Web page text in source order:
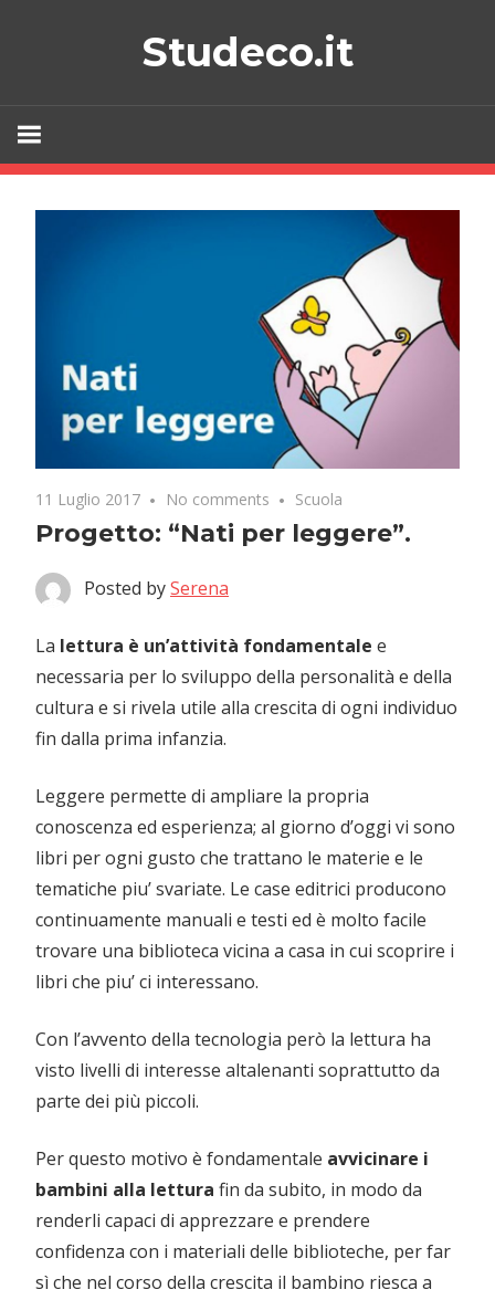
Studeco.it
11 Luglio 2017 No comments Scuola
Progetto: “Nati per leggere”.
Posted bySerena
La lettura è un’attività fondamentale e
necessaria per lo sviluppo della personalità e della
cultura e si rivela utile alla crescita di ogni individuo
fin dalla prima infanzia.
Leggere permette di ampliare la propria
conoscenza ed esperienza; al giorno d’oggi vi sono
libri per ogni gusto che trattano le materie e le
tematiche piu’ svariate. Le case editrici producono
continuamente manuali e testi ed è molto facile
trovare una biblioteca vicina a casa in cui scoprire i
libri che piu’ ci interessano.
Con l’avvento della tecnologia però la lettura ha
visto livelli di interesse altalenanti soprattutto da
parte dei più piccoli.
Per questo motivo è fondamentale avvicinare i
bambini alla lettura fin da subito, in modo da
renderli capaci di apprezzare e prendere
confidenza con i materiali delle biblioteche, per far
sì che nel corso della crescita il bambino riesca a